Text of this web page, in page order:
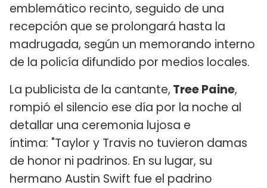
emblemático recinto, seguido de una
recepción que se prolongará hasta la
madrugada, según un memorando interno
de la policía difundido por medios locales.
La publicista de la cantante, Tree Paine,
rompió el silencio ese día por la noche al
detallar una ceremonia lujosa e
íntima: "Taylor y Travis no tuvieron damas
de honor ni padrinos. En su lugar, su
hermano Austin Swift fue el padrino